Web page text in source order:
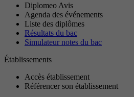
Diplomeo Avis
Agenda des événements
Liste des diplômes
Résultats du bac
Simulateur notes du bac
Établissements
Accès établissement
Référencer son établissement